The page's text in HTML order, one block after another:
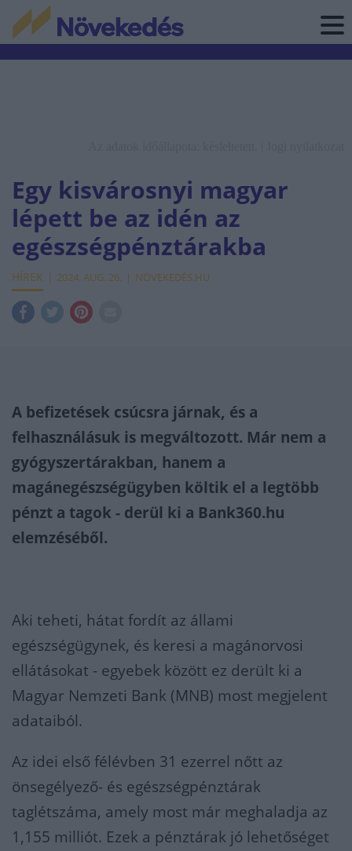
Egy kisvárosnyi magyar
lépett be az idén az
egészségpénztárakba
HÍREK 2024. AUG. 26. NÖVEKEDÉS.HU
A befizetések csúcsra járnak, és a
felhasználásuk is megváltozott. Már nem a
gyógyszertárakban, hanem a
magánegészségügyben költik el a legtöbb
pénzt a tagok - derül ki a Bank360.hu
elemzéséből.
Aki teheti, hátat fordít az állami
egészségügynek, és keresi a magánorvosi
ellátásokat - egyebek között ez derült ki a
Magyar Nemzeti Bank (MNB) most megjelent
adataiból.
Az idei első félévben 31 ezerrel nőtt az
önsegélyező- és egészségpénztárak
taglétszáma, amely most már meghaladja az
1,155 milliót. Ezek a pénztárak jó lehetőséget